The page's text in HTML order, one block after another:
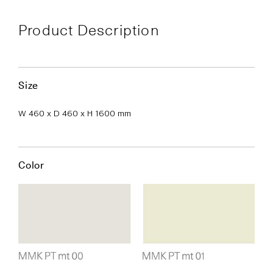
Product Description
Size
W 460 x D 460 x H 1600 mm
Color